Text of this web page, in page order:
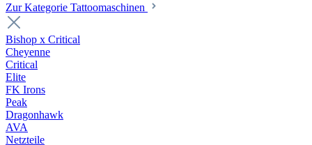
Zur Kategorie Tattoomaschinen
Bishop x Critical
Cheyenne
Critical
Elite
FK Irons
Peak
Dragonhawk
AVA
Netzteile